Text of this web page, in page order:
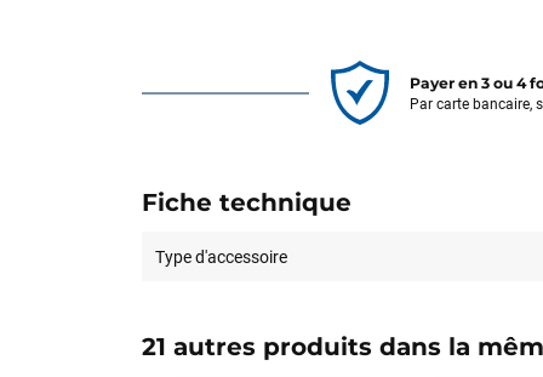
Payer en 3 ou 4
Par carte bancaire,
Fiche technique
Type d'accessoire
21 autres produits dans la